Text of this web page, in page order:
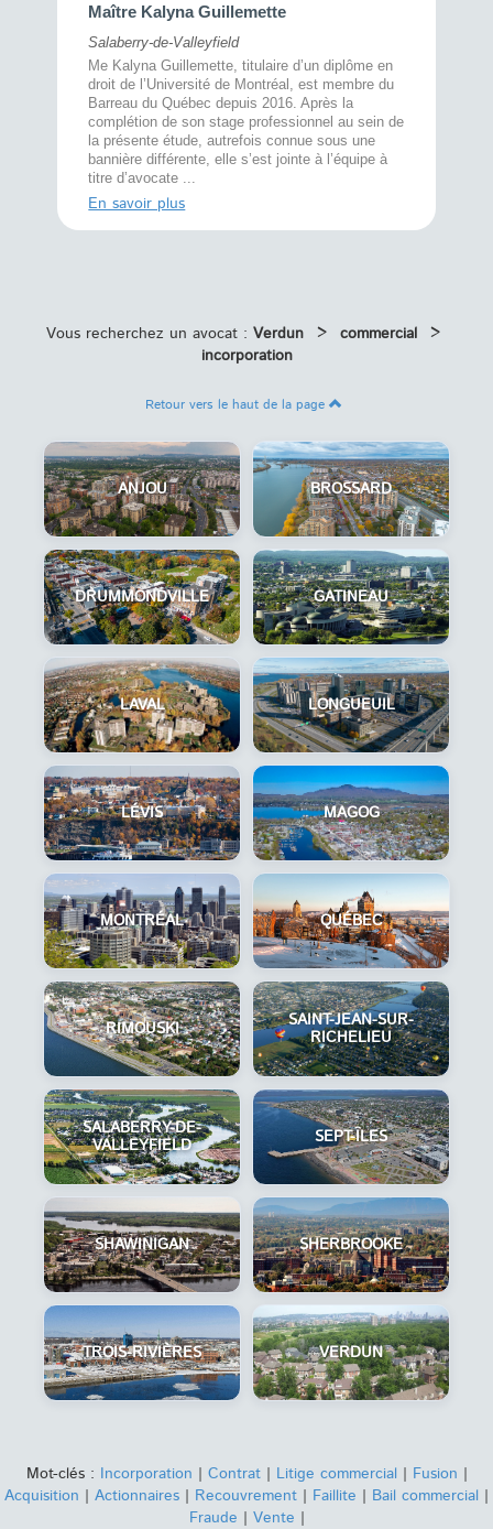
Maître Kalyna Guillemette
Salaberry-de-Valleyfield
Me Kalyna Guillemette, titulaire d’un diplôme en
droit de l’Université de Montréal, est membre du
Barreau du Québec depuis 2016. Après la
complétion de son stage professionnel au sein de
la présente étude, autrefois connue sous une
bannière différente, elle s’est jointe à l’équipe à
titre d’avocate ...
En savoir plus
Vous recherchez un avocat : Verdun > commercial >
incorporation
Retour vers le haut de la page
ANJOU BROSSARD
DRUMMONDVILLE GATINEAU
LAVAL LONGUEUIL
LÉVIS MAGOG
MONTRÉAL QUÉBEC
RIMOUSKI
SAINT-JEAN-SUR-
RICHELIEU
SALABERRY-DE-
VALLEYFIELD
SEPT-ÎLES
SHAWINIGAN SHERBROOKE
TROIS-RIVIÈRES VERDUN
Mot-clés : Incorporation | Contrat| Litige commercial| Fusion |
Acquisition | Actionnaires | Recouvrement | Faillite | Bail commercial |
Fraude | Vente |